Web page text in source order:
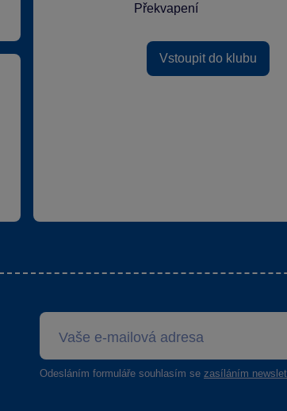
Překvapení
Vstoupit do klubu
Odesláním formuláře souhlasím se zasíláním